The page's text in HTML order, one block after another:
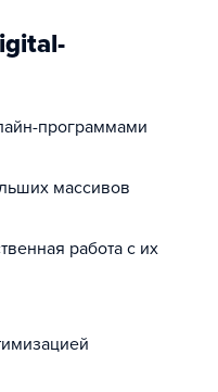
программами
массивов
работа с их